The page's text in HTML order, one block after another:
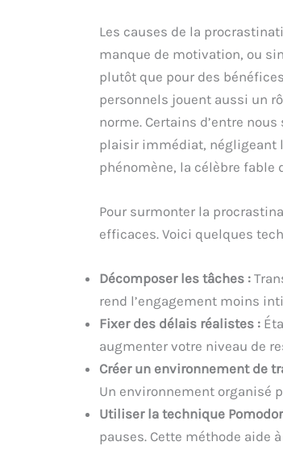
Les causes de la
manque de motivation, ou
plutôt que pour des
personnels jouent aussi un
norme. Certains d’entre
plaisir immédiat, négligeant
phénomène, la célèbre fable
Pour surmonter la
efficaces. Voici quelques
Décomposer les tâches :
rend l’engagement moins
Fixer des délais réalistes :
augmenter votre niveau de
Créer un environnement de
Un environnement organisé
Utiliser la technique
pauses. Cette méthode aide